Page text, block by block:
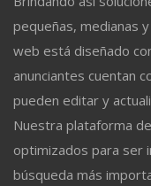
pequeñas, medianas
web está diseñado
anunciantes cuentan
pueden editar y
Nuestra plataforma
optimizados para ser
búsqueda más